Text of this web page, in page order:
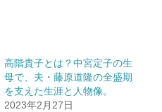
高階貴子とは？中宮定子の生
母で、夫・藤原道隆の全盛期
を支えた生涯と人物像。
2023年2月27日